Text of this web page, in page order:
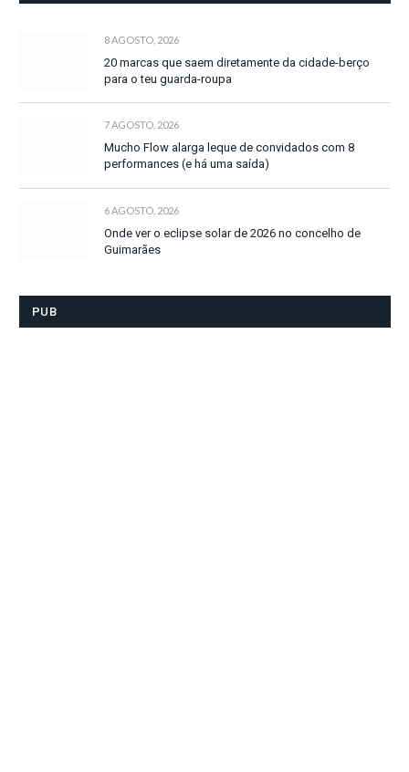
8 AGOSTO, 2026
20 marcas que saem diretamente da cidade-berço
para o teu guarda-roupa
7 AGOSTO, 2026
Mucho Flow alarga leque de convidados com 8
performances (e há uma saída)
6 AGOSTO, 2026
Onde ver o eclipse solar de 2026 no concelho de
Guimarães
PUB